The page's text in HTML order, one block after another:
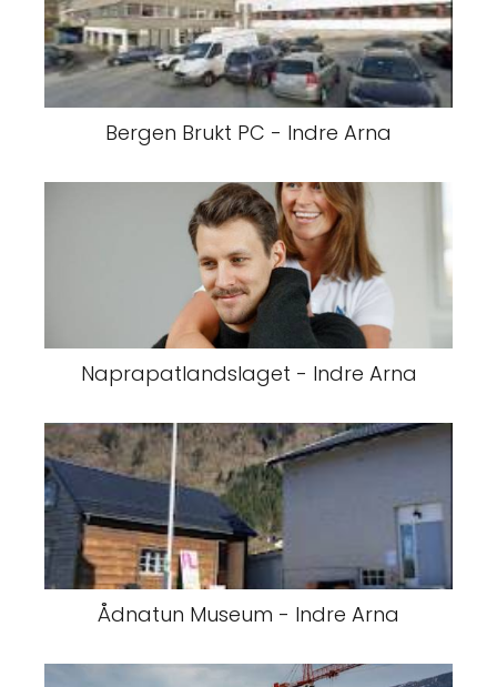
Bergen Brukt PC - Indre Arna
Naprapatlandslaget - Indre Arna
Ådnatun Museum - Indre Arna